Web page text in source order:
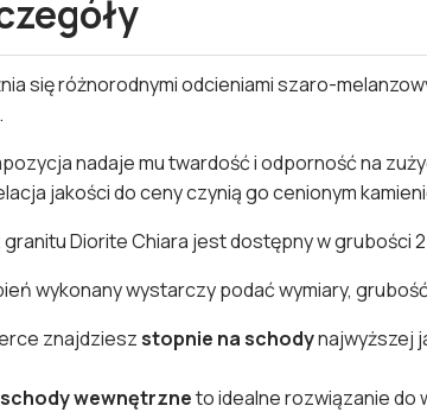
się różnorodnymi odcieniami szaro-
nadaje mu twardość i odporność na
jakości do ceny czynią go cenionym
Diorite Chiara jest dostępny w grubości
wykonany wystarczy podać wymiary,
znajdzieszstopnie na schodynajwyższej
wewnętrzneto idealne rozwiązanie do